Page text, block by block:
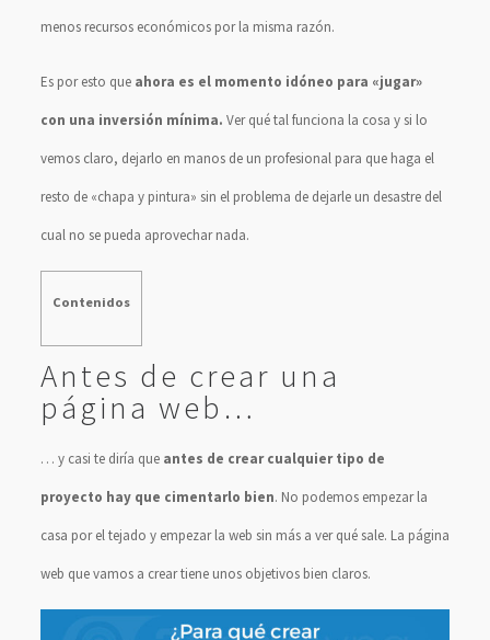
menos recursos económicos por la misma razón.
Es por esto que ahora es el momento idóneo para «jugar»
con una inversión mínima. Ver qué tal funciona la cosa y si lo
vemos claro, dejarlo en manos de un profesional para que haga el
resto de «chapa y pintura» sin el problema de dejarle un desastre del
cual no se pueda aprovechar nada.
Contenidos
Antes de crear una
página web…
… y casi te diría que antes de crear cualquier tipo de
proyecto hay que cimentarlo bien. No podemos empezar la
casa por el tejado y empezar la web sin más a ver qué sale. La página
web que vamos a crear tiene unos objetivos bien claros.